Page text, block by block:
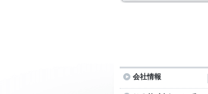
会社情報